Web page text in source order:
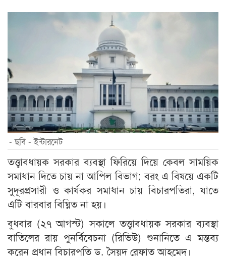
- ছবি - ইন্টারনেট
তত্ত্বাবধায়ক সরকার ব্যবস্থা ফিরিয়ে দিয়ে কেবল সাময়িক
সমাধান দিতে চায় না আপিল বিভাগ; বরং এ বিষয়ে একটি
সুদূরপ্রসারী ও কার্যকর সমাধান চায় বিচারপতিরা, যাতে
এটি বারবার বিঘ্নিত না হয়।
বুধবার (২৭ আগস্ট) সকালে তত্ত্বাবধায়ক সরকার ব্যবস্থা
বাতিলের রায় পুনর্বিবেচনা (রিভিউ) শুনানিতে এ মন্তব্য
করেন প্রধান বিচারপতি ড. সৈয়দ রেফাত আহমেদ।